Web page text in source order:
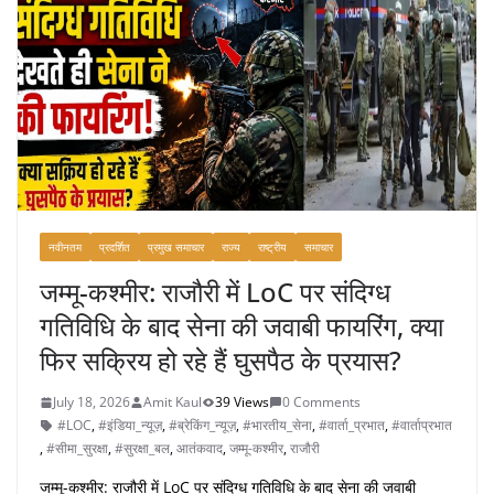
नवीनतम प्रदर्शित प्रमुख समाचार राज्य राष्ट्रीय समाचार
जम्मू-कश्मीर: राजौरी में LoC पर संदिग्ध
गतिविधि के बाद सेना की जवाबी फायरिंग, क्या
फिर सक्रिय हो रहे हैं घुसपैठ के प्रयास?
July 18, 2026 Amit Kaul 39 Views
0 Comments
#LOC,#इंडिया_न्यूज़,#ब्रेकिंग_न्यूज़,#भारतीय_सेना,#वार्ता_प्रभात,#वार्ताप्रभात
,#सीमा_सुरक्षा,#सुरक्षा_बल,आतंकवाद,जम्मू-कश्मीर,राजौरी
जम्मू-कश्मीर: राजौरी में LoC पर संदिग्ध गतिविधि के बाद सेना की जवाबी